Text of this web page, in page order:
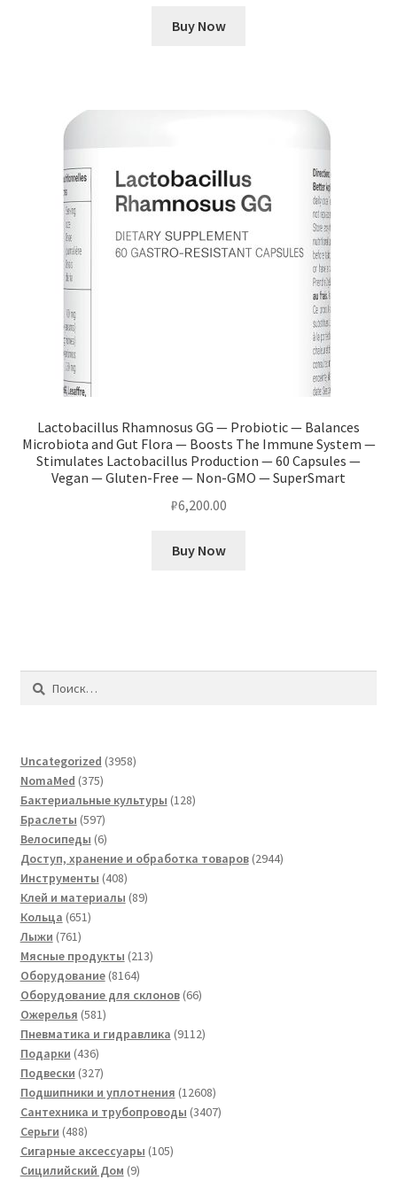
Buy Now
Lactobacillus Rhamnosus GG — Probiotic — Balances
Microbiota and Gut Flora — Boosts The Immune System —
Stimulates Lactobacillus Production — 60 Capsules —
Vegan — Gluten-Free — Non-GMO — SuperSmart
₽6,200.00
Buy Now
Найти:
Uncategorized 39583958
NomaMed 375375
товаров
Бактериальные культуры 128128
Браслеты 597597
товаров
Велосипеды 66
товаров
Доступ, хранение и обработка товаров 29442944
Инструменты 408408
товаров
Клей и материалы 8989
Кольца 651651
Лыжи 761761
товар
Мясные продукты 213213
Оборудование 81648164
товара
Оборудование для склонов 6666
Ожерелья 581581
товар
Пневматика и гидравлика 91129112
Подарки 436436
товаров
Подвески 327327
товаров
Подшипники и уплотнения 1260812608
товаров
Сантехника и трубопроводы 34073407
Серьги 488488
товаров
Сигарные аксессуары 105105
Сицилийский Дом 99